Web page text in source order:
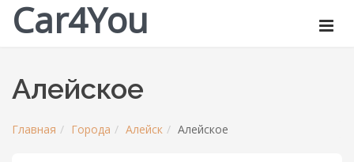
Car4You
Алейское
Главная Города Алейск Алейское